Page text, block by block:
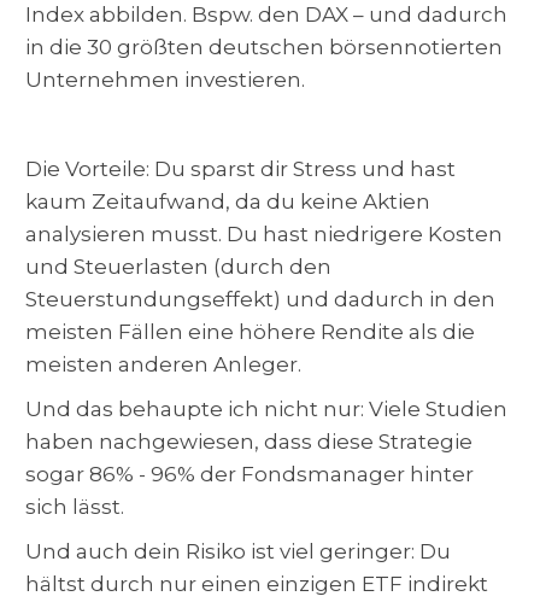
Index abbilden. Bspw. den DAX – und dadurch
in die 30 größten deutschen börsennotierten
Unternehmen investieren.
Die Vorteile: Du sparst dir Stress und hast
kaum Zeitaufwand, da du keine Aktien
analysieren musst. Du hast niedrigere Kosten
und Steuerlasten (durch den
Steuerstundungseffekt) und dadurch in den
meisten Fällen eine höhere Rendite als die
meisten anderen Anleger.
Und das behaupte ich nicht nur: Viele Studien
haben nachgewiesen, dass diese Strategie
sogar 86% - 96% der Fondsmanager hinter
sich lässt.
Und auch dein Risiko ist viel geringer: Du
hältst durch nur einen einzigen ETF indirekt